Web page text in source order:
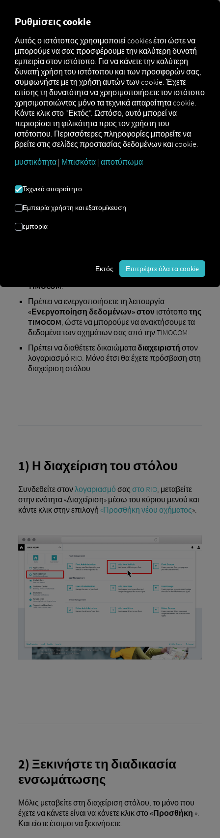
Marketplace Connectors Timocom Connect How to
ΕΝΣΩΜΆΤΩΣΗ
ΣΤΗ TIMOCOM
Οδηγίες βήμα προς βήμα για τη
RIO.
Προϋποθέσεις για την ενεργοποίηση:
τόσοστη RIOόσο και στη
TIMOCOM.
Πρέπει να ενεργοποιήσετε τη λειτουργία
«Ενεργοποίηση δεδομένων» στον ιστότοποτης
TIMOCOM, ώστε να μπορούμε να ανακτήσουμε τα
δεδομένα των οχημάτων σας από την TIMOCOM.
Πρέπει να διαθέτετε δικαιώματαδιαχειριστή στον
λογαριασμό RIO. Μόνο έτσι θα έχετε πρόσβαση στη
διαχείριση στόλου
1) Η διαχείριση του στόλου
Συνδεθείτε στονλογαριασμό σας στο RIO, μεταβείτε
στην ενότητα «Διαχείριση» μέσω του κύριου μενού και
κάντε κλικ στην επιλογή «Προσθήκη νέου οχήματος».
2) Ξεκινήστε τη διαδικασία
ενσωμάτωσης
Μόλις μεταβείτε στη διαχείριση στόλου, το μόνο που
έχετε να κάνετε είναι να κάνετε κλικ στο«Προσθήκη ».
Και είστε έτοιμοι να ξεκινήσετε.
Ρυθμίσεις cookie
Αυτός ο ιστότοπος χρησιμοποιεί cookies έτσι ώστε να
μπορούμε να σας προσφέρουμε την καλύτερη δυνατή
εμπειρία στον ιστότοπο. Για να κάνετε την καλύτερη
δυνατή χρήση του ιστότοπου και των προσφορών σας,
συμφωνήστε με τη χρήση αυτών των cookie. Έχετε
επίσης τη δυνατότητα να χρησιμοποιήσετε τον ιστότοπο
χρησιμοποιώντας μόνο τα τεχνικά απαραίτητα cookie.
Κάντε κλικ στο "Εκτός". Ωστόσο, αυτό μπορεί να
περιορίσει τη φιλικότητα προς τον χρήστη του
ιστότοπου. Περισσότερες πληροφορίες μπορείτε να
βρείτε στις σελίδες προστασίας δεδομένων και cookie.
μυστικότητα | Μπισκότα | αποτύπωμα
Τεχνικά απαραίτητο
Εμπειρία χρήστη και εξατομίκευση
εμπορία
Εκτός Επιτρέψτε όλα τα cookie